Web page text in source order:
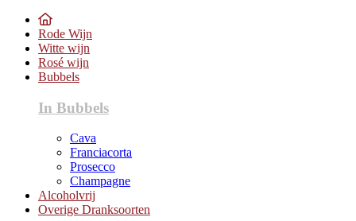
Rode Wijn
Witte wijn
Rosé wijn
Bubbels
In Bubbels
Cava
Franciacorta
Prosecco
Champagne
Alcoholvrij
Overige Dranksoorten